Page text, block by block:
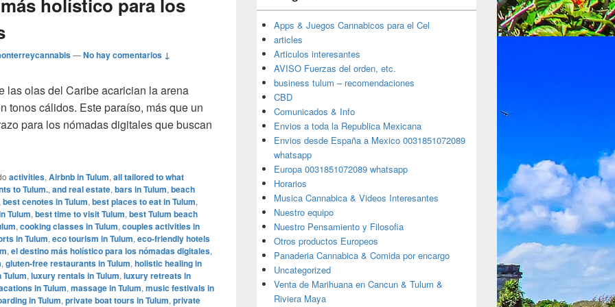
holístico para los
—No hay comentarios ↓
las olas del Caribe acarician la arena
tonos cálidos. Este paraíso, más que un
para los nómadas digitales que buscan
más holístico para los nómadas digitales
activities, Airbnb in Tulum, all tailored to what
to Tulum., and real estate, bars in Tulum, beach
best cenotes in Tulum, best places to eat in Tulum,
Tulum, best time to visit Tulum, best Tulum beach
, cooking classes in Tulum, couples activities in
in Tulum, eco tourism in Tulum, eco-friendly hotels
, el destino más holístico para los nómadas digitales,
, gluten-free restaurants in Tulum, holistic healing in
, luxury rentals in Tulum, luxury retreats in
in Tulum, massage in Tulum, music festivals in
in Tulum, private boat tours in Tulum, private
Apps & Juegos Cannabicos para el Cel
articles
Articulos interesantes
AVISO Fuerzas del orden, etc.
business tulum – recomendaciones
CBD
Comunicados & Info
Envios a toda la Republica Mexicana
Envios desde España a Mexico 0031851072089
whatsapp
Europa 0031851072089 whatsapp
Horarios
Musica Cannabica & Videos Interesantes
Nuestro equipo
Nuestro Pensamiento y Filosofia
Otros productos Europeos
Panaderia Cannabica & Comida por encargo
Uncategorized
Venta de Marihuana en Cancun & Tulum &
Riviera Maya